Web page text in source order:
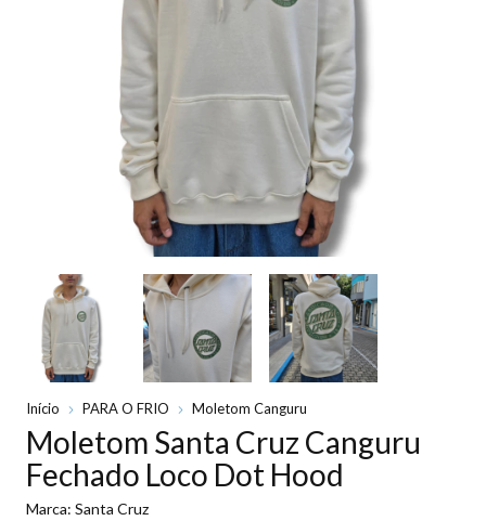
Início PARA O FRIO Moletom Canguru
Moletom Santa Cruz Canguru
Fechado Loco Dot Hood
Marca: Santa Cruz